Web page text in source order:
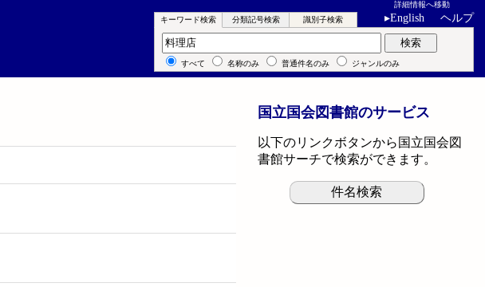
詳細情報へ移動
▸English ヘルプ
キーワード検索 分類記号検索 識別子検索
キーワード検索 検索
すべて 名称のみ 普通件名のみ ジャンルのみ
国立国会図書館のサービス
以下のリンクボタンから国立国会図
書館サーチで検索ができます。
件名検索